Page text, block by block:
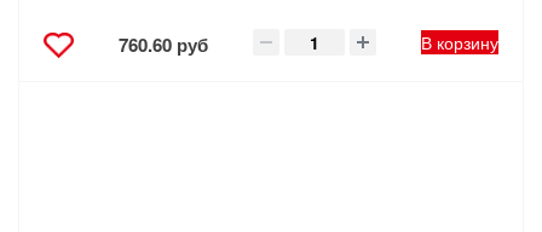
760.60 руб В корзину